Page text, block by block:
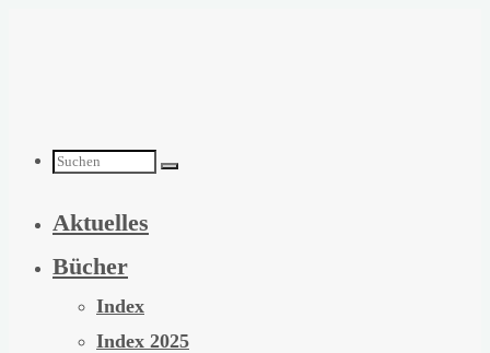
Suchen
nach:
Aktuelles
Bücher
Index
Index 2025